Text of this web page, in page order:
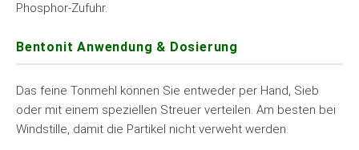
Phosphor-Zufuhr.
Bentonit Anwendung & Dosierung
Das feine Tonmehl können Sie entweder per Hand, Sieb
oder mit einem speziellen Streuer verteilen. Am besten bei
Windstille, damit die Partikel nicht verweht werden.